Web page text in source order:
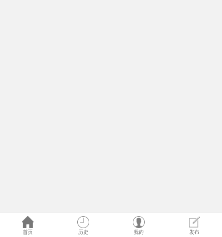
首页 历史 我的 发布